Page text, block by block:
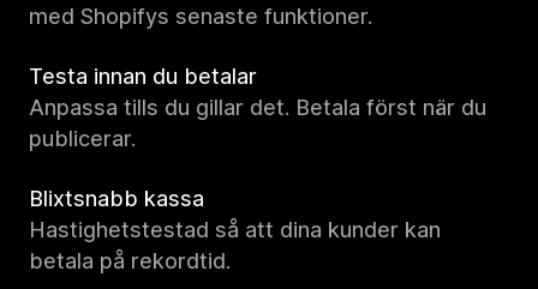
med Shopifys senaste funktioner.
Testa innan du betalar
Anpassa tills du gillar det. Betala först när du
publicerar.
Blixtsnabb kassa
Hastighetstestad så att dina kunder kan
betala på rekordtid.